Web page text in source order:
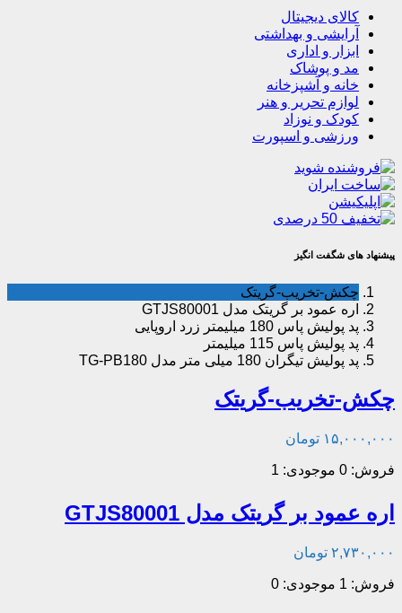
کالای دیجیتال
آرایشی و بهداشتی
ابزار و اداری
مد و پوشاک
خانه و آشپزخانه
لوازم تحریر و هنر
کودک و نوزاد
ورزشی و اسپورت
پیشنهاد های شگفت انگیز
چکش-تخریب-گریتک
اره عمود بر گریتک مدل GTJS80001
پد پولیش پاس 180 میلیمتر زرد اروپایی
پد پولیش پاس 115 میلیمتر
پد پولیش تیگران 180 میلی‌ متر مدل TG-PB180
چکش-تخریب-گریتک
۱۵,۰۰۰,۰۰۰ تومان
فروش: 0 موجودی: 1
اره عمود بر گریتک مدل GTJS80001
۲,۷۳۰,۰۰۰ تومان
فروش: 1 موجودی: 0